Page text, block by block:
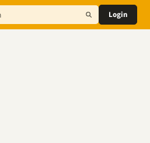
Login